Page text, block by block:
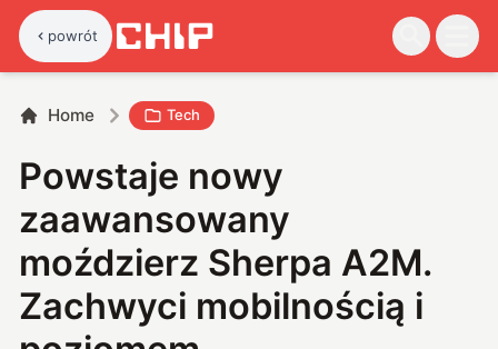
powrót
Home Tech
Powstaje nowy
zaawansowany
moździerz Sherpa A2M.
Zachwyci mobilnością i